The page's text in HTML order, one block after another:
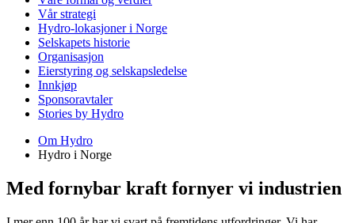
Vår strategi
Hydro-lokasjoner i Norge
Selskapets historie
Organisasjon
Eierstyring og selskapsledelse
Innkjøp
Sponsoravtaler
Stories by Hydro
Om Hydro
Hydro i Norge
Med fornybar kraft fornyer vi industrien